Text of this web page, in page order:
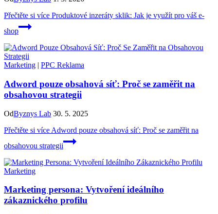
Přečtěte si více Produktové inzeráty sklik: Jak je využít pro váš e-
shop
Marketing | PPC Reklama
Adword pouze obsahová síť: Proč se zaměřit na
obsahovou strategii
OdByznys Lab 30. 5. 2025
Přečtěte si více Adword pouze obsahová síť: Proč se zaměřit na
obsahovou strategii
Marketing
Marketing persona: Vytvoření ideálního
zákaznického profilu